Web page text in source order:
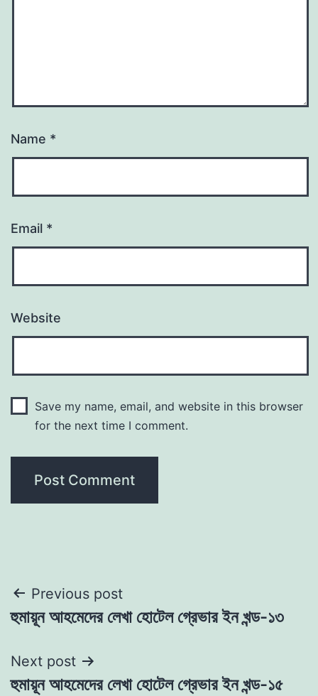
Name *
Email *
Website
Save my name, email, and website in this browser
for the next time I comment.
Post
navigation
Previous post
হুমায়ূন আহমেদের লেখা হোটেল গ্রেভার ইন খন্ড-১৩
Next post
হুমায়ূন আহমেদের লেখা হোটেল গ্রেভার ইন খন্ড-১৫